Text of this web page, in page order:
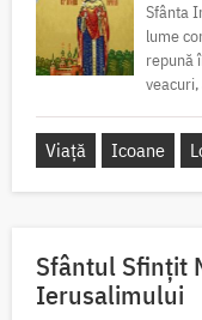
Sfânta
lume
repună
Viață Icoane
Sfântul Sfinţit
Ierusalimului